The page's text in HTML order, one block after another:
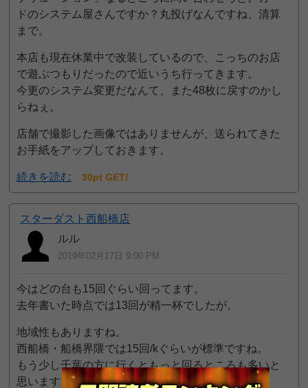
ドのシステム屋さんですか？丸投げなんですね、清算
まで。
本店も現在休業中で改装しているので、こっちのお店
で遊ぶつもりだったので近いうち行ってきます。
今更のシステム変更だなんて、また48枚に戻すのかし
らねぇ。
店舗で撮影した画像ではありませんが、送られてきた
お手紙をアップしておきます。
続きを読む 30pt GET!
スターダスト西船橋店
ルル
2019年02月17日 9:00 PM
今はどの台も15回ぐらい回ってます。
去年書いた時点では13回が精一杯でしたが。
地域性もありますね。
西船橋・船橋界隈では15回/kぐらいが標準ですね。
もう少し千葉の方に行くともっと回るところも多いと
思います。